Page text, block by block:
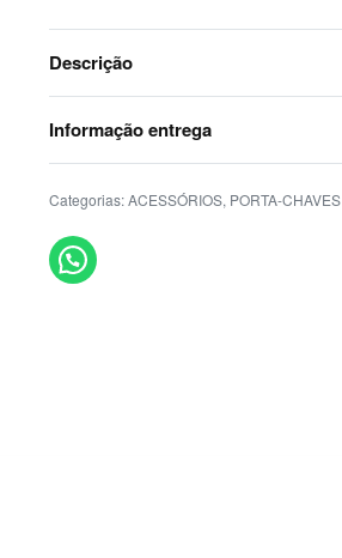
Descrição
Informação entrega
Categorias:ACESSÓRIOS, PORTA-CHAVES